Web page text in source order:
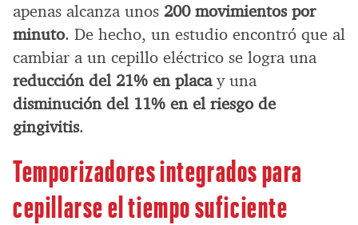
apenas alcanza unos 200 movimientos por
minuto. De hecho, un estudio encontró que al
cambiar a un cepillo eléctrico se logra una
reducción del 21% en placay una
disminución del 11% en el riesgo de
gingivitis.
Temporizadores integrados para
cepillarse el tiempo suficiente